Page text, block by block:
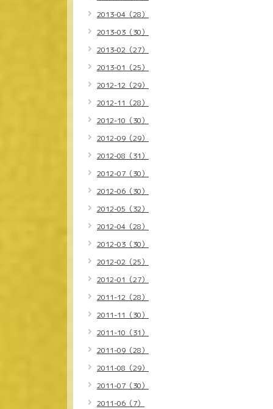
2013-04（28）
2013-03（30）
2013-02（27）
2013-01（25）
2012-12（29）
2012-11（28）
2012-10（30）
2012-09（29）
2012-08（31）
2012-07（30）
2012-06（30）
2012-05（32）
2012-04（28）
2012-03（30）
2012-02（25）
2012-01（27）
2011-12（28）
2011-11（30）
2011-10（31）
2011-09（28）
2011-08（29）
2011-07（30）
2011-06（7）